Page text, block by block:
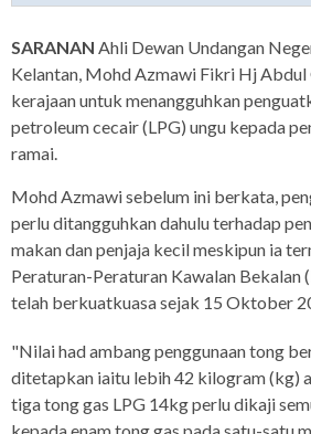
SARANAN Ahli Dewan Undangan
Kelantan, Mohd Azmawi Fikri Hj Abdul
kerajaan untuk menangguhkan
petroleum cecair (LPG) ungu kepada
ramai.
Mohd Azmawi sebelum ini berkata,
perlu ditangguhkan dahulu terhadap
makan dan penjaja kecil meskipun ia
Peraturan-Peraturan Kawalan Bekalan
telah berkuatkuasa sejak 15 Oktober
"Nilai had ambang penggunaan tong
ditetapkan iaitu lebih 42 kilogram (kg)
tiga tong gas LPG 14kg perlu dikaji